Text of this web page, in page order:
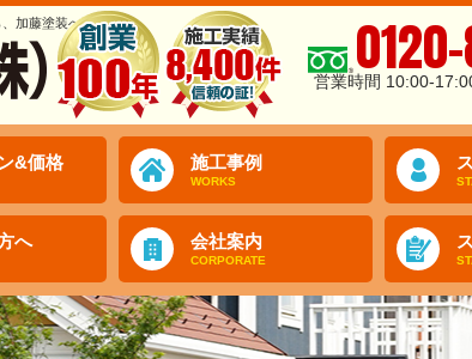
加藤塗装へ
営業時間 10:00-
&価格 施工事例
WORKS
へ 会社案内
CORPORATE